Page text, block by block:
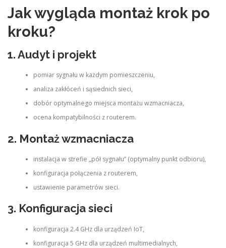
Jak wygląda montaż krok po
kroku?
1. Audyt i projekt
pomiar sygnału w każdym pomieszczeniu,
analiza zakłóceń i sąsiednich sieci,
dobór optymalnego miejsca montażu wzmacniacza,
ocena kompatybilności z routerem.
2. Montaż wzmacniacza
instalacja w strefie „pół sygnału” (optymalny punkt odbioru),
konfiguracja połączenia z routerem,
ustawienie parametrów sieci.
3. Konfiguracja sieci
konfiguracja 2.4 GHz dla urządzeń IoT,
konfiguracja 5 GHz dla urządzeń multimedialnych,